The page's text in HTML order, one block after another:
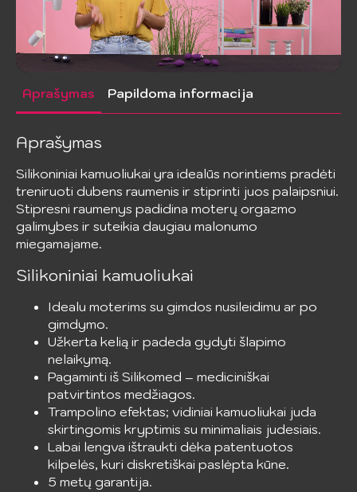
Aprašymas Papildoma informacija
Aprašymas
Silikoniniai kamuoliukai yra idealūs norintiems pradėti
treniruoti dubens raumenis ir stiprinti juos palaipsniui.
Stipresni raumenys padidina moterų orgazmo
galimybes ir suteikia daugiau malonumo
miegamajame.
Silikoniniai kamuoliukai
Idealu moterims su gimdos nusileidimu ar po
gimdymo.
Užkerta kelią ir padeda gydyti šlapimo
nelaikymą.
Pagaminti iš Silikomed – mediciniškai
patvirtintos medžiagos.
Trampolino efektas; vidiniai kamuoliukai juda
skirtingomis kryptimis su minimaliais judesiais.
Labai lengva ištraukti dėka patentuotos
kilpelės, kuri diskretiškai paslėpta kūne.
5 metų garantija.